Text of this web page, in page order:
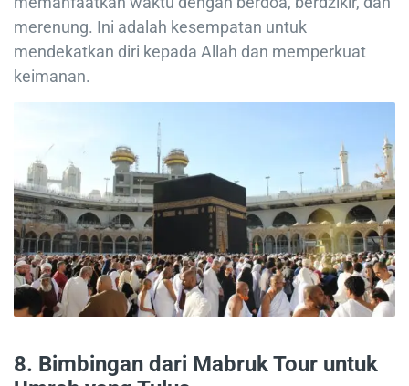
merenung. Ini adalah kesempatan untuk
mendekatkan diri kepada Allah dan memperkuat
keimanan.
8. Bimbingan dari Mabruk Tour untuk